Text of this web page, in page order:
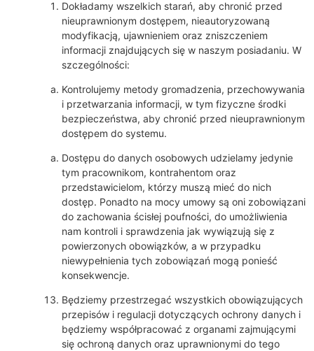
Dokładamy wszelkich starań, aby chronić przed
nieuprawnionym dostępem, nieautoryzowaną
modyfikacją, ujawnieniem oraz zniszczeniem
informacji znajdujących się w naszym posiadaniu. W
szczególności:
Kontrolujemy metody gromadzenia, przechowywania
i przetwarzania informacji, w tym fizyczne środki
bezpieczeństwa, aby chronić przed nieuprawnionym
dostępem do systemu.
Dostępu do danych osobowych udzielamy jedynie
tym pracownikom, kontrahentom oraz
przedstawicielom, którzy muszą mieć do nich
dostęp. Ponadto na mocy umowy są oni zobowiązani
do zachowania ścisłej poufności, do umożliwienia
nam kontroli i sprawdzenia jak wywiązują się z
powierzonych obowiązków, a w przypadku
niewypełnienia tych zobowiązań mogą ponieść
konsekwencje.
Będziemy przestrzegać wszystkich obowiązujących
przepisów i regulacji dotyczących ochrony danych i
będziemy współpracować z organami zajmującymi
się ochroną danych oraz uprawnionymi do tego